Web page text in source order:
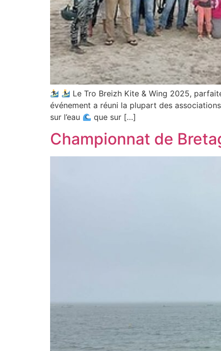
Le Tro Breizh Kite & Wing 2025,
événement a réuni la plupart des
sur l’eau
que sur […]
Championnat de